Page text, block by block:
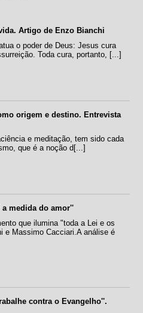
Artigo de Enzo Bianchi
o poder de Deus: Jesus cura
Toda cura, portanto, [...]
origem e destino. Entrevista
e meditação, tem sido cada
que é a noção d[...]
medida do amor''
que ilumina "toda a Lei e os
e Massimo Cacciari.A análise é
contra o Evangelho''.